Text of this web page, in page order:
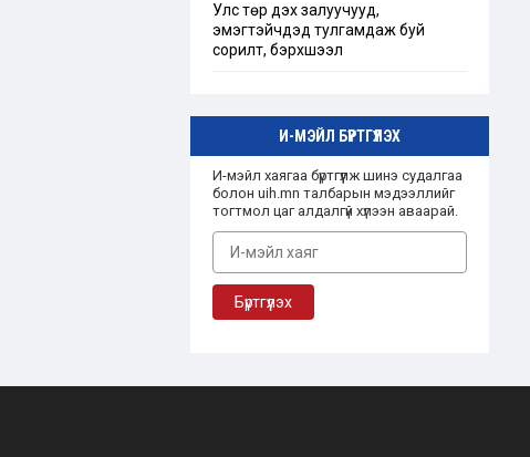
Улс төр дэх залуучууд,
эмэгтэйчүүдэд тулгамдаж буй
сорилт, бэрхшээл
И-МЭЙЛ БҮРТГҮҮЛЭХ
И-мэйл хаягаа бүртгүүлж шинэ судалгаа
болон uih.mn талбарын мэдээллийг
тогтмол цаг алдалгүй хүлээн аваарай.